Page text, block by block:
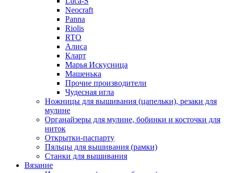
Neocraft
Panna
Riolis
RTO
Алиса
Кларт
Марья Искусница
Машенька
Прочие производители
Чудесная игла
Ножницы для вышивания (цапельки), резаки для
мулине
Органайзеры для мулине, бобинки и косточки для
ниток
Открытки-паспарту
Пяльцы для вышивания (рамки)
Станки для вышивания
Вязание